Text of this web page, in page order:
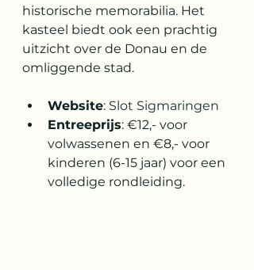
historische memorabilia. Het
kasteel biedt ook een prachtig
uitzicht over de Donau en de
omliggende stad.
Website: Slot Sigmaringen
Entreeprijs: €12,- voor
volwassenen en €8,- voor
kinderen (6-15 jaar) voor een
volledige rondleiding.